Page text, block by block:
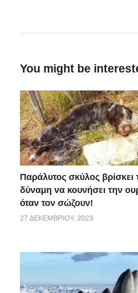
You might be
Παράλυτος σκύλος βρίσκει
δύναμη να κουνήσει την
όταν τον σώζουν!
27 ΔΕΚΕΜΒΡΊΟΥ, 2023